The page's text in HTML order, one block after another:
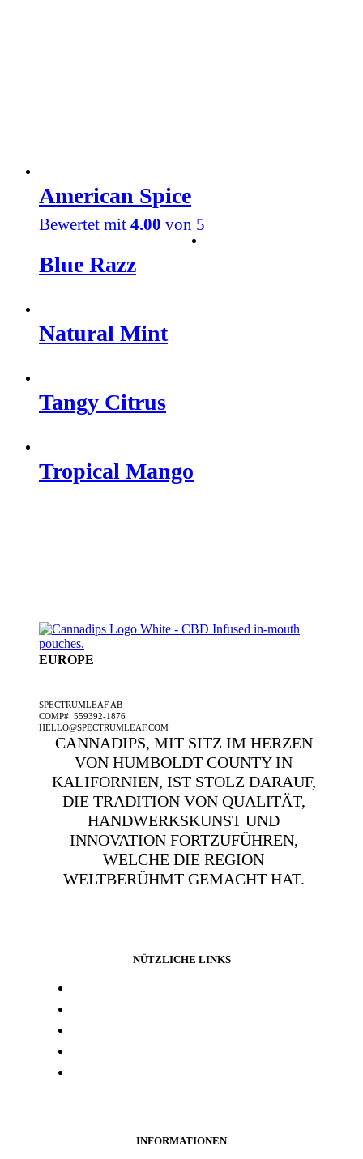
American Spice
Bewertet mit 4.00 von 5
Blue Razz
Natural Mint
Tangy Citrus
Tropical Mango
EUROPE
SPECTRUMLEAF AB
COMP#: 559392-1876
HELLO@SPECTRUMLEAF.COM
CANNADIPS, MIT SITZ IM HERZEN
VON HUMBOLDT COUNTY IN
KALIFORNIEN, IST STOLZ DARAUF,
DIE TRADITION VON QUALITÄT,
HANDWERKSKUNST UND
INNOVATION FORTZUFÜHREN,
WELCHE DIE REGION
WELTBERÜHMT GEMACHT HAT.
NÜTZLICHE LINKS
INFORMATIONEN